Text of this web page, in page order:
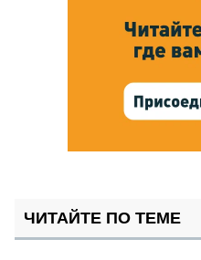
ЧИТАЙТЕ ПО ТЕМЕ